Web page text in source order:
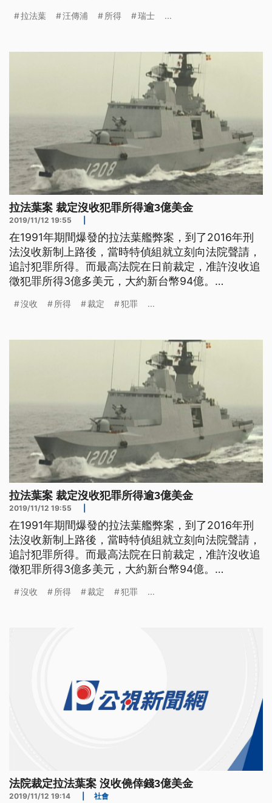
有了最新進展，瑞士司法部表示，將歸還台灣先前查
元，也強調這些錢正是我國當年購買拉法葉級巡防艦
拉法葉 汪傳浦 所得 瑞士 ...
拉法葉案 裁定沒收犯罪所得逾3億美金
2019/11/12 19:55
在1991年期間爆發的拉法葉艦弊案，到了2016年刑
法沒收新制上路後，當時特偵組就立刻向法院聲請，
追討犯罪所得。而最高法院在日前裁定，准許沒收追
徵犯罪所得3億多美元，大約新台幣94億。
了最新進展。最高法院在日前裁准沒收，追徵犯罪所
元，將發回高院更裁。 回顧1991年期間爆發的「
沒收 所得 裁定 犯罪 ...
拉法葉案 裁定沒收犯罪所得逾3億美金
2019/11/12 19:55
在1991年期間爆發的拉法葉艦弊案，到了2016年刑
法沒收新制上路後，當時特偵組就立刻向法院聲請，
追討犯罪所得。而最高法院在日前裁定，准許沒收追
徵犯罪所得3億多美元，大約新台幣94億。
了最新進展。最高法院在日前裁准沒收，追徵犯罪所
沒收 所得 裁定 犯罪 ...
法院裁定拉法葉案 沒收僥倖錢3億美金
2019/11/12 19:14 社會